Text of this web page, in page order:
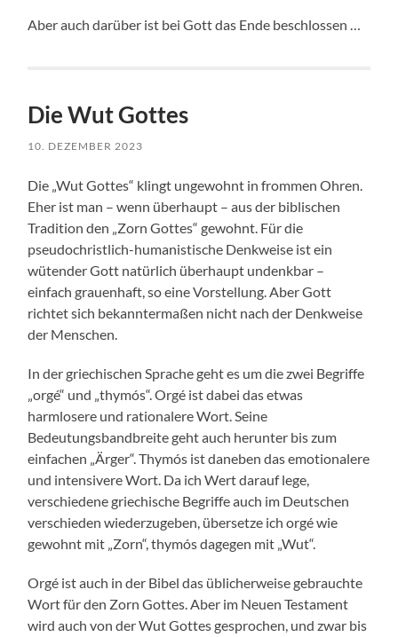
Aber auch darüber ist bei Gott das Ende beschlossen …
Die Wut Gottes
10. DEZEMBER 2023
Die „Wut Gottes“ klingt ungewohnt in frommen Ohren.
Eher ist man – wenn überhaupt – aus der biblischen
Tradition den „Zorn Gottes“ gewohnt. Für die
pseudochristlich-humanistische Denkweise ist ein
wütender Gott natürlich überhaupt undenkbar –
einfach grauenhaft, so eine Vorstellung. Aber Gott
richtet sich bekanntermaßen nicht nach der Denkweise
der Menschen.
In der griechischen Sprache geht es um die zwei Begriffe
„orgé“ und „thymós“. Orgé ist dabei das etwas
harmlosere und rationalere Wort. Seine
Bedeutungsbandbreite geht auch herunter bis zum
einfachen „Ärger“. Thymós ist daneben das emotionalere
und intensivere Wort. Da ich Wert darauf lege,
verschiedene griechische Begriffe auch im Deutschen
verschieden wiederzugeben, übersetze ich orgé wie
gewohnt mit „Zorn“, thymós dagegen mit „Wut“.
Orgé ist auch in der Bibel das üblicherweise gebrauchte
Wort für den Zorn Gottes. Aber im Neuen Testament
wird auch von der Wut Gottes gesprochen, und zwar bis